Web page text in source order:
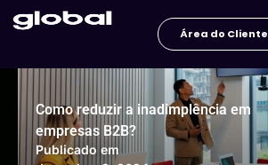
para
conteúdo
Área do Cliente
Como reduzir a inadimplência em
empresas B2B?
Publicado em